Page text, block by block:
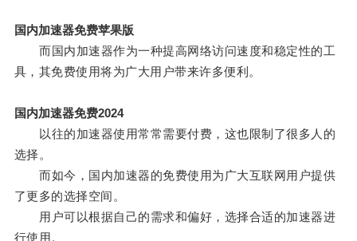
国内加速器免费苹果版
而国内加速器作为一种提高网络访问速度和稳定性的工
具，其免费使用将为广大用户带来许多便利。
国内加速器免费2024
以往的加速器使用常常需要付费，这也限制了很多人的
选择。
而如今，国内加速器的免费使用为广大互联网用户提供
了更多的选择空间。
用户可以根据自己的需求和偏好，选择合适的加速器进
行使用。